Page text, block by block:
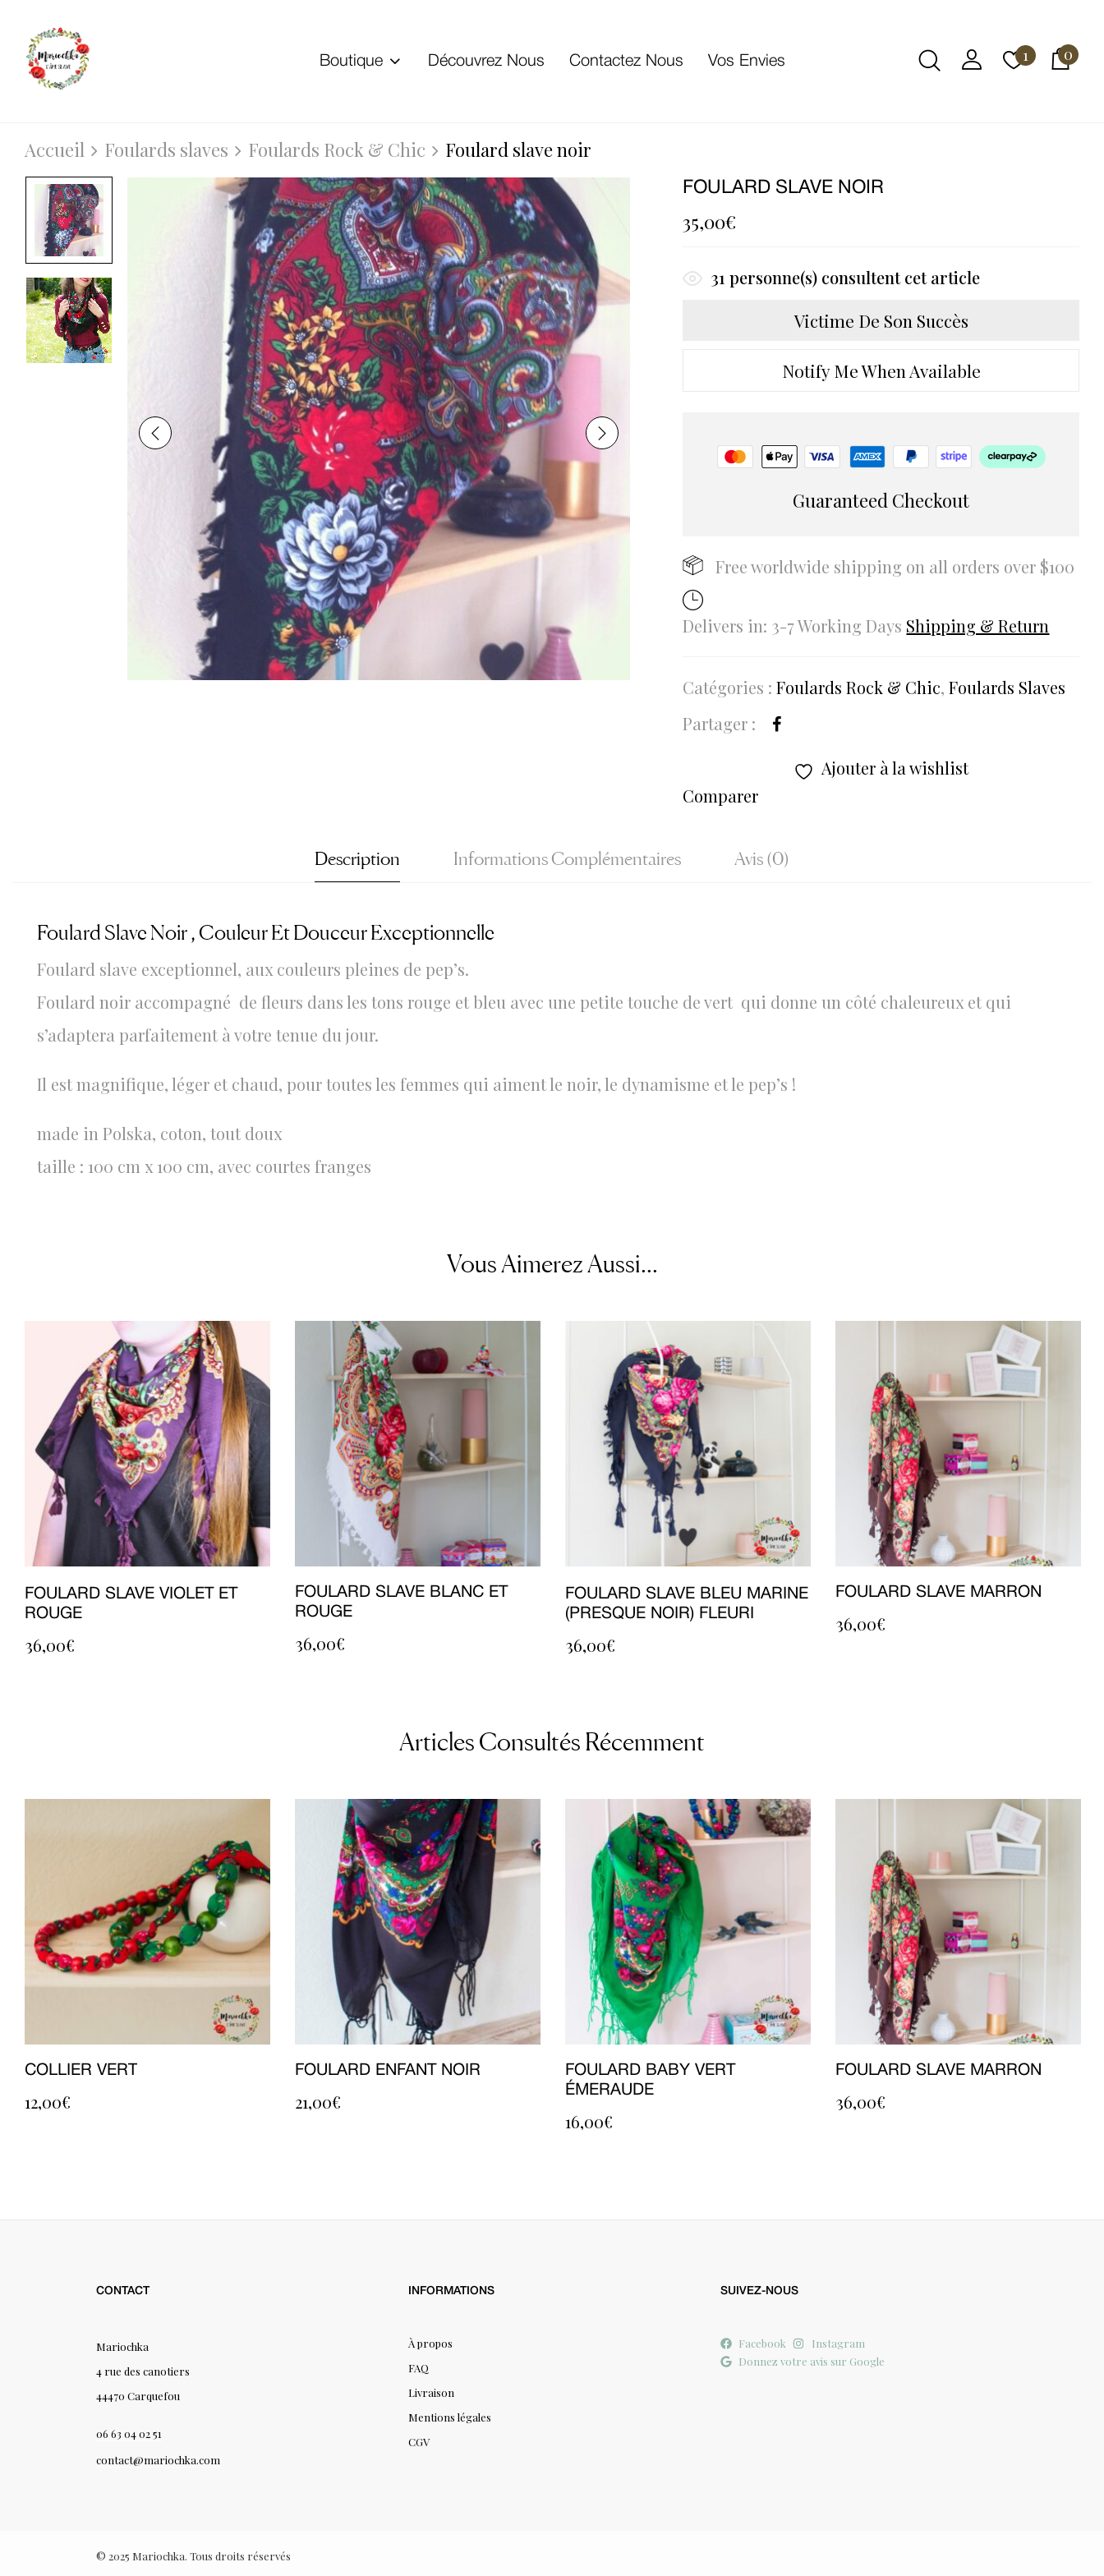
Boutique Découvrez Nous Contactez Nous Vos Envies 1 0
Accueil Foulards slaves Foulards Rock & Chic Foulard slave noir
FOULARD SLAVE NOIR
35,00€
31 personne(s) consultent cet article
Victime De Son Succès
Notify Me When Available
Guaranteed Checkout
Free worldwide shipping on all orders over $100
Delivers in: 3-7 Working Days Shipping & Return
Catégories :Foulards Rock & Chic,Foulards Slaves
Partager :
Ajouter à la wishlist
Comparer
Description Informations Complémentaires Avis (0)
Foulard Slave Noir , Couleur Et Douceur Exceptionnelle
Foulard slave exceptionnel, aux couleurs pleines de pep’s.
Foulard noir accompagné de fleurs dans les tons rouge et bleu avec une petite touche de vert qui donne un côté chaleureux et qui
s’adaptera parfaitement à votre tenue du jour.
Il est magnifique, léger et chaud, pour toutes les femmes qui aiment le noir, le dynamisme et le pep’s !
made in Polska, coton, tout doux
taille : 100 cm x 100 cm, avec courtes franges
Vous Aimerez Aussi...
FOULARD SLAVE VIOLET ET
ROUGE
36,00€
FOULARD SLAVE BLANC ET
ROUGE
36,00€
FOULARD SLAVE BLEU MARINE
(PRESQUE NOIR) FLEURI
36,00€
FOULARD SLAVE MARRON
36,00€
Articles Consultés Récemment
COLLIER VERT
12,00€
FOULARD ENFANT NOIR
21,00€
FOULARD BABY VERT
ÉMERAUDE
16,00€
FOULARD SLAVE MARRON
36,00€
CONTACT
Mariochka
4 rue des canotiers
44470 Carquefou
06 63 04 02 51
contact@mariochka.com
INFORMATIONS
À propos
FAQ
Livraison
Mentions légales
CGV
SUIVEZ-NOUS
Facebook
Instagram
Donnez votre avis sur Google
© 2025 Mariochka. Tous droits réservés